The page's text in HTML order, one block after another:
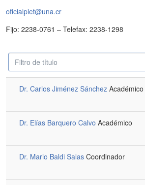
oficialpiet@una.cr
Fijo: 2238-0761 – Telefax: 2238-1298
Despublicado Campo
'Filtrar'
Dr. Carlos Jiménez Sánchez Académico
Dr. Elías Barquero Calvo Académico
Dr. Mario Baldi Salas Coordinador